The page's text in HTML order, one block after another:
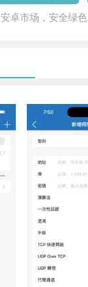
安卓市场，安全绿色